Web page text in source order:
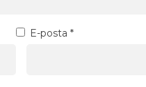
E-posta *